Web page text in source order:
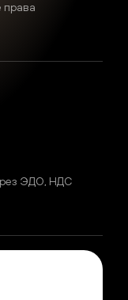
права
ЭДО, НДС